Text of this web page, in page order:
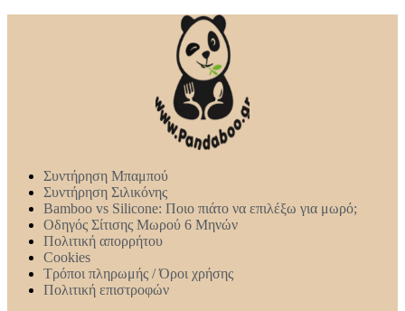
Συντήρηση Mπαμπού
Συντήρηση Σιλικόνης
Bamboo vs Silicone: Ποιο πιάτο να επιλέξω για μωρό;
Οδηγός Σίτισης Μωρού 6 Μηνών
Πολιτική απορρήτου
Cookies
Τρόποι πληρωμής / Όροι χρήσης
Πολιτική επιστροφών